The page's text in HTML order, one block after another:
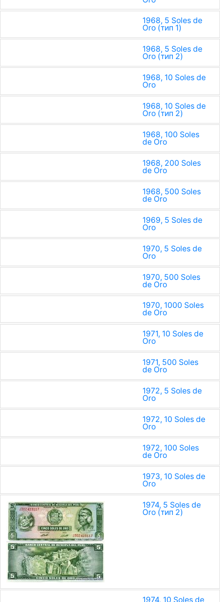
1968, 5 Soles de
Oro (тип 1)
1968, 5 Soles de
Oro (тип 2)
1968, 10 Soles de
Oro
1968, 10 Soles de
Oro (тип 2)
1968, 100 Soles
de Oro
1968, 200 Soles
de Oro
1968, 500 Soles
de Oro
1969, 5 Soles de
Oro
1970, 5 Soles de
Oro
1970, 500 Soles
de Oro
1970, 1000 Soles
de Oro
1971, 10 Soles de
Oro
1971, 500 Soles
de Oro
1972, 5 Soles de
Oro
1972, 10 Soles de
Oro
1972, 100 Soles
de Oro
1973, 10 Soles de
Oro
1974, 5 Soles de
Oro (тип 2)
1974, 10 Soles de